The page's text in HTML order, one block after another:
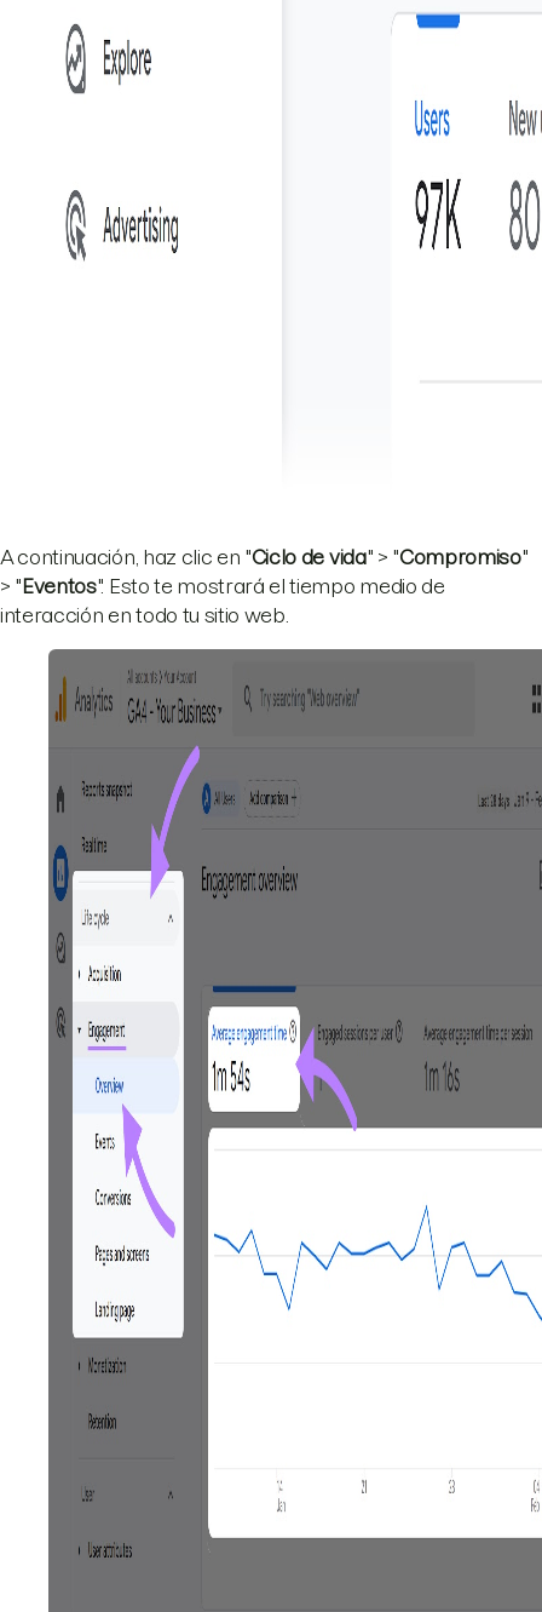
A continuación, haz clic en "Ciclo de vida" > "Compromiso"
> "Eventos". Esto te mostrará el tiempo medio de
interacción en todo tu sitio web.